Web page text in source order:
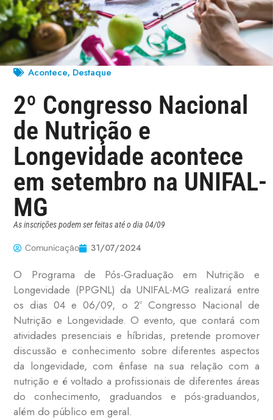
Acontece, Destaque
2º Congresso Nacional
de Nutrição e
Longevidade acontece
em setembro na UNIFAL-
MG
As inscrições podem ser feitas até o dia 04/09
Comunicação 31/07/2024
O Programa de Pós-Graduação em Nutrição e
Longevidade (PPGNL) da UNIFAL-MG realizará entre
os dias 04 e 06/09, o 2º Congresso Nacional de
Nutrição e Longevidade. O evento, que contará com
atividades presenciais e híbridas, pretende promover
discussão e conhecimento sobre diferentes aspectos
da longevidade, com ênfase na sua relação com a
nutrição e é voltado a profissionais de diferentes áreas
do conhecimento, graduandos e pós-graduandos,
além do público em geral.